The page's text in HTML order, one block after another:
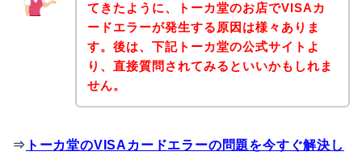
てきたように、トーカ堂のお店でVISAカ
ードエラーが発生する原因は様々ありま
す。後は、下記トーカ堂の公式サイトよ
り、直接質問されてみるといいかもしれま
せん。
⇒ トーカ堂のVISAカードエラーの問題を今すぐ解決し